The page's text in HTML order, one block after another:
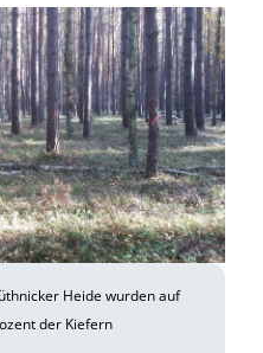
Heide wurden auf
der Kiefern